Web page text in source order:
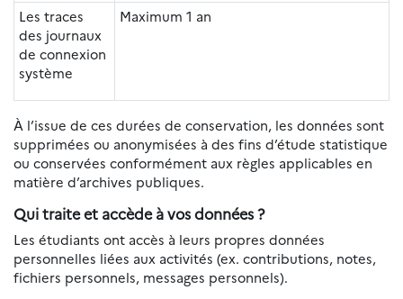
Les traces
des journaux
de connexion
système
Maximum 1 an
À l’issue de ces durées de conservation, les données sont
supprimées ou anonymisées à des fins d’étude statistique
ou conservées conformément aux règles applicables en
matière d’archives publiques.
Qui traite et accède à vos données ?
Les étudiants ont accès à leurs propres données
personnelles liées aux activités (ex. contributions, notes,
fichiers personnels, messages personnels).